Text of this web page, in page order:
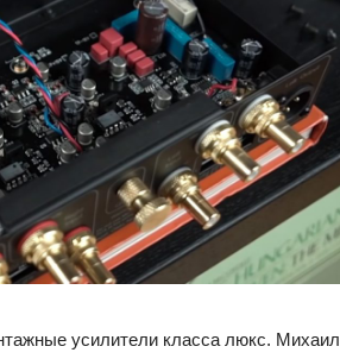
усилители класса люкс. Михаил